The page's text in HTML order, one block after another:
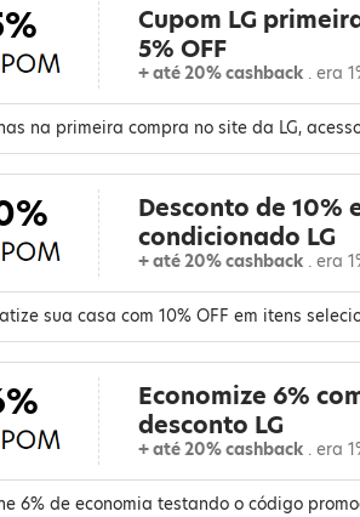
Cupom LG
5% OFF
+ até 20% cashback . era
na primeira compra no site da LG,
Desconto de 10%
condicionado LG
+ até 20% cashback . era
sua casa com 10% OFF em itens
Economize 6%
desconto LG
+ até 20% cashback . era
6% de economia testando o código